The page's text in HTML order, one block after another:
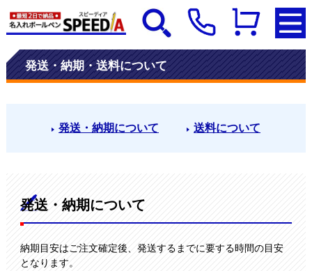
発送・納期・送料について
発送・納期について 送料について
発送・納期について
納期目安はご注文確定後、発送するまでに要する時間の目安
となります。